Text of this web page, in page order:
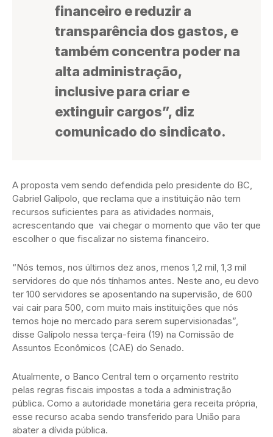
financeiro e reduzir a
transparência dos gastos, e
também concentra poder na
alta administração,
inclusive para criar e
extinguir cargos”, diz
comunicado do sindicato.
A proposta vem sendo defendida pelo presidente do BC,
Gabriel Galípolo, que reclama que a instituição não tem
recursos suficientes para as atividades normais,
acrescentando que vai chegar o momento que vão ter que
escolher o que fiscalizar no sistema financeiro.
“Nós temos, nos últimos dez anos, menos 1,2 mil, 1,3 mil
servidores do que nós tínhamos antes. Neste ano, eu devo
ter 100 servidores se aposentando na supervisão, de 600
vai cair para 500, com muito mais instituições que nós
temos hoje no mercado para serem supervisionadas”,
disse Galípolo nessa terça-feira (19) na Comissão de
Assuntos Econômicos (CAE) do Senado.
Atualmente, o Banco Central tem o orçamento restrito
pelas regras fiscais impostas a toda a administração
pública. Como a autoridade monetária gera receita própria,
esse recurso acaba sendo transferido para União para
abater a dívida pública.